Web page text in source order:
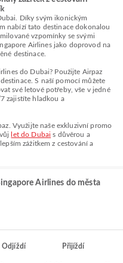
Díky svým ikonickým
nabízí tato destinace dokonalou
vzpomínky se svými
Airlines jako doprovod na
destinace.
do Dubai? Použijte Airpaz
S naší pomocí můžete
své letové potřeby, vše v jedné
zajistíte hladkou a
Využijte naše exkluzivní promo
let do Dubai s důvěrou a
zážitkem z cestování a
Airlines do města
Odjíždí Přijíždí